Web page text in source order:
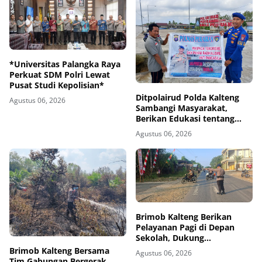
*Universitas Palangka Raya
Perkuat SDM Polri Lewat
Pusat Studi Kepolisian*
Agustus 06, 2026
Ditpolairud Polda Kalteng
Sambangi Masyarakat,
Berikan Edukasi tentang
Bahaya Terorisme dan
Radikalisme
Agustus 06, 2026
Brimob Kalteng Bersama
Brimob Kalteng Berikan
Pelayanan Pagi di Depan
Sekolah, Dukung
Keselamatan Pelajar di
Barito Timur
Agustus 06, 2026